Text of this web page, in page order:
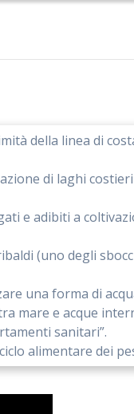
della linea di
di laghi
e adibiti a
(uno degli
una forma di
mare e acque
sanitari”.
alimentare dei